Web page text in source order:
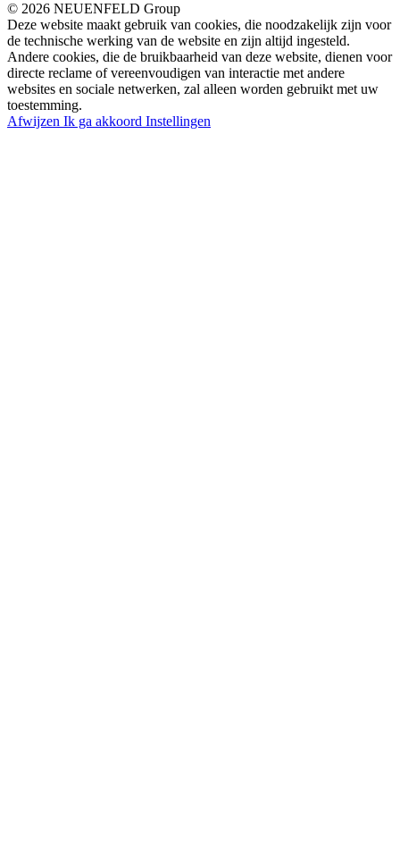
© 2026 NEUENFELD Group
Deze website maakt gebruik van cookies, die noodzakelijk zijn voor
de technische werking van de website en zijn altijd ingesteld.
Andere cookies, die de bruikbaarheid van deze website, dienen voor
directe reclame of vereenvoudigen van interactie met andere
websites en sociale netwerken, zal alleen worden gebruikt met uw
toestemming.
Afwijzen Ik ga akkoord Instellingen